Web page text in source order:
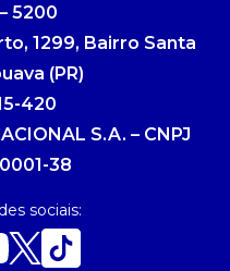
5200
1299, Bairro Santa
(PR)
420
S.A. – CNPJ
38
sociais: